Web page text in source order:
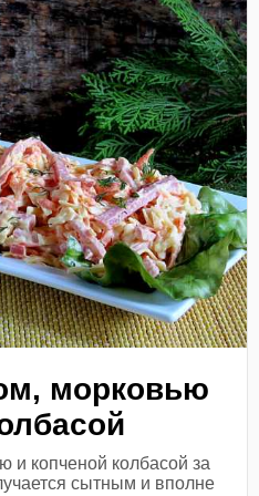
морковью
и копченой колбасой за
сытным и вполне